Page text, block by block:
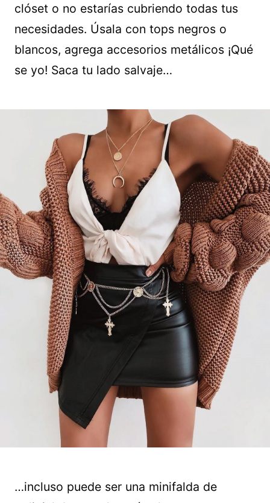
clóset o no estarías cubriendo todas tus
necesidades. Úsala con tops negros o
blancos, agrega accesorios metálicos ¡Qué
se yo! Saca tu lado salvaje…
…incluso puede ser una minifalda de